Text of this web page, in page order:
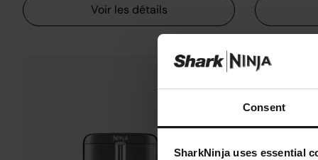
Consent
SharkNinja uses essential
Voir les détails